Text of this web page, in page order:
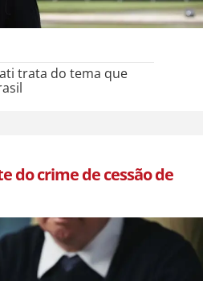
trata do tema que
do crime de cessão de